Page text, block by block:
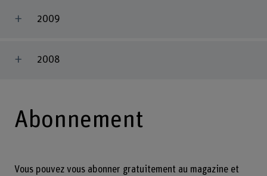
2009
2008
Abonnement
Vous pouvez vous abonner gratuitement au magazine et